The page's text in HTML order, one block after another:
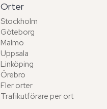
Orter
Stockholm
Göteborg
Malmö
Uppsala
Linköping
Örebro
Fler orter
Trafikutförare per ort